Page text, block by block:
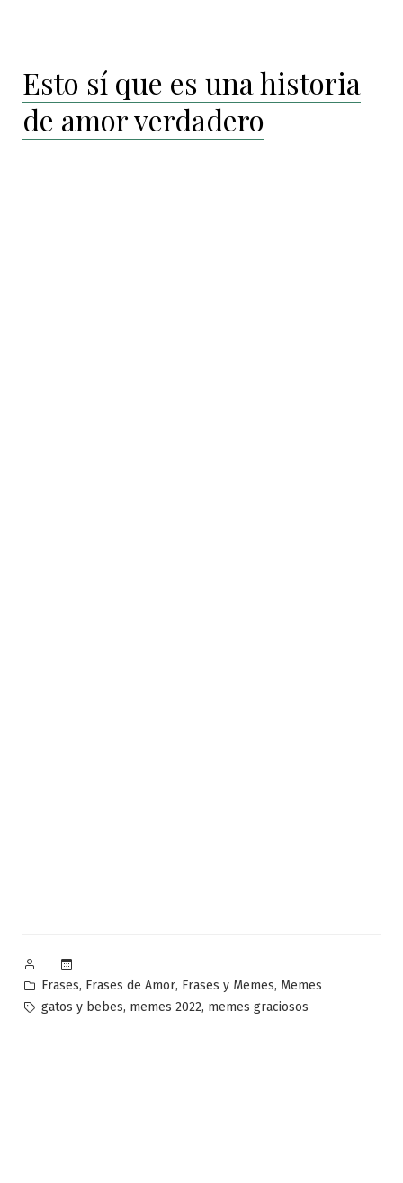
Esto sí que es una historia
de amor verdadero
Publicado
por
Publicado
en
Frases, Frases de Amor, Frases y Memes, Memes
Etiquetas:
gatos y bebes, memes 2022, memes graciosos